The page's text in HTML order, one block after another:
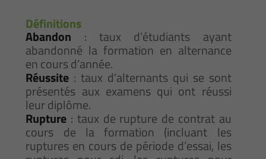
Définitions
Abandon : taux d’étudiants ayant
abandonné la formation en alternance
en cours d’année.
Réussite : taux d’alternants qui se sont
présentés aux examens qui ont réussi
leur diplôme.
Rupture : taux de rupture de contrat au
cours de la formation (incluant les
ruptures en cours de période d’essai, les